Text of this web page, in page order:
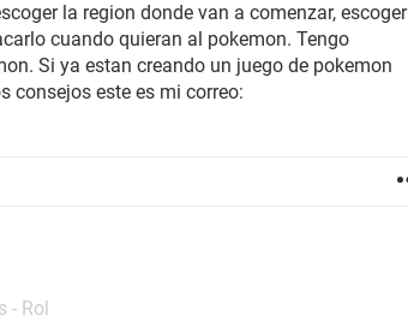
la region donde van a comenzar, escoger
cuando quieran al pokemon. Tengo
Si ya estan creando un juego de pokemon
consejos este es mi correo:
- Rol